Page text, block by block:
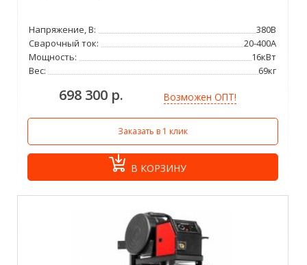
Напряжение, В:
380В
Сварочный ток:
20-400А
Мощность:
16кВт
Вес:
69кг
698 300 р. Возможен ОПТ!
Заказать в 1 клик
В КОРЗИНУ